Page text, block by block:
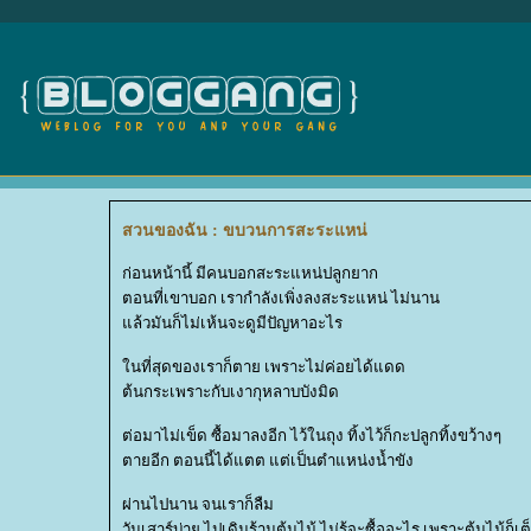
สวนของฉัน : ขบวนการสะระแหน่
ก่อนหน้านี้ มีคนบอกสะระแหน่ปลูกยาก
ตอนที่เขาบอก เรากำลังเพิ่งลงสะระแหน่ ไม่นาน
ล้วมันก็ไม่เห้นจะดูมีปัญหาอะไร
นที่สุดของเราก็ตาย เพราะไม่ค่อยได้แดด
ต้นกระเพราะกับเงากุหลาบบังมิด
ต่อมาไม่เข็ด ซื้อมาลงอีก ไว้ในถุง ทิ้งไว้ก็กะปลูกทิ้งขว้างๆ
ตายอีก ตอนนี้ได้แตต แต่เป็นตำแหน่งน้ำขัง
ผ่านไปนาน จนเราก็ลืม